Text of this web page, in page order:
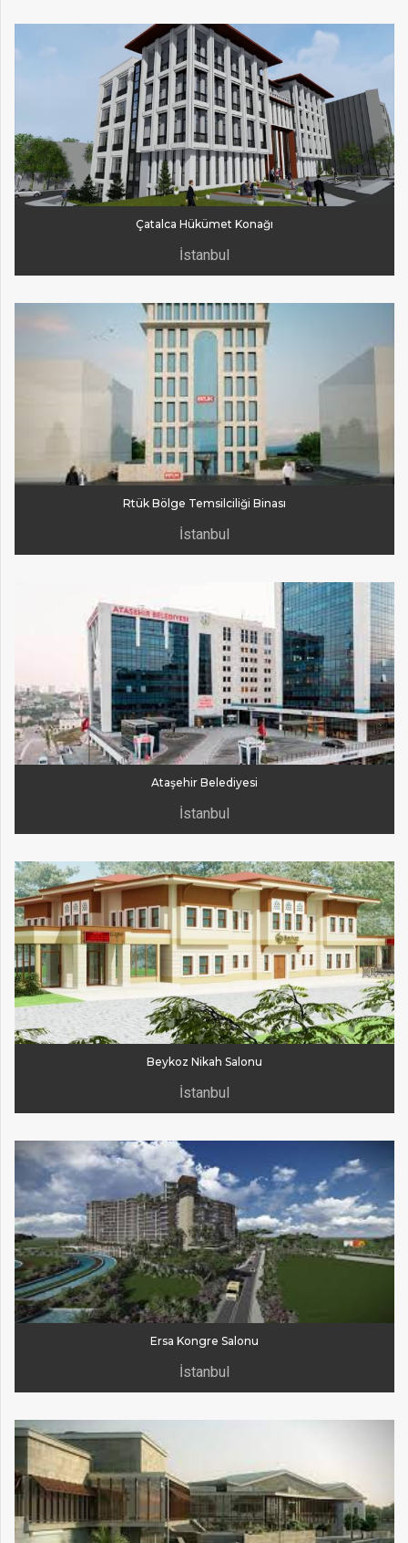
Çatalca Hükümet Konağı
İstanbul
Rtük Bölge Temsilciliği Binası
İstanbul
Ataşehir Belediyesi
İstanbul
Beykoz Nikah Salonu
İstanbul
Ersa Kongre Salonu
İstanbul